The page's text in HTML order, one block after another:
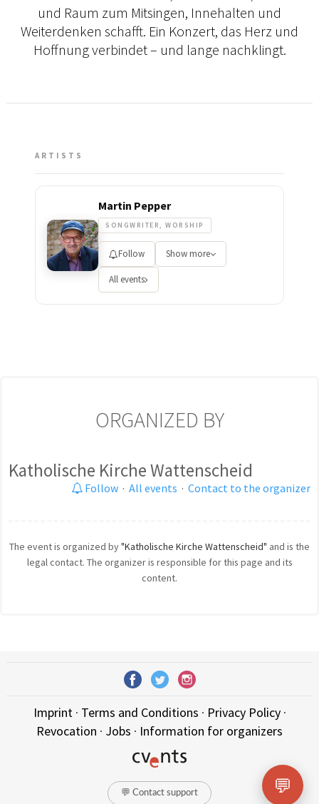
und Raum zum Mitsingen, Innehalten und
Weiterdenken schafft. Ein Konzert, das Herz und
Hoffnung verbindet – und lange nachklingt.
ARTISTS
Martin Pepper
SONGWRITER, WORSHIP
Follow Show more
All events
ORGANIZED BY
Katholische Kirche Wattenscheid
Follow · All events · Contact to the organizer
The event is organized by"Katholische Kirche Wattenscheid" and is the
legal contact. The organizer is responsible for this page and its
content.
Imprint· Terms and Conditions · Privacy Policy·
Revocation · Jobs · Information for organizers
💬 Contact support 💬